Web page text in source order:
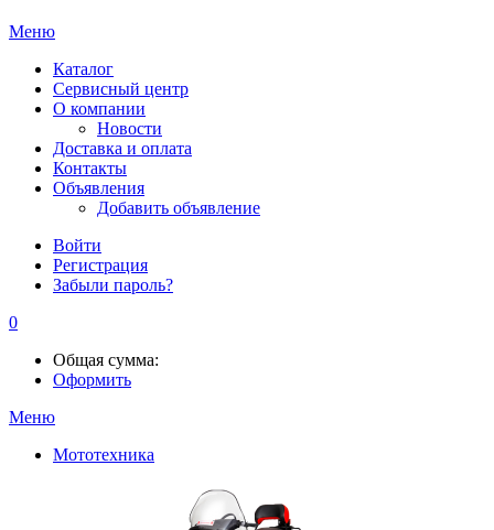
Меню
Каталог
Сервисный центр
О компании
Новости
Доставка и оплата
Контакты
Объявления
Добавить объявление
Войти
Регистрация
Забыли пароль?
0
Общая сумма:
Оформить
Меню
Мототехника